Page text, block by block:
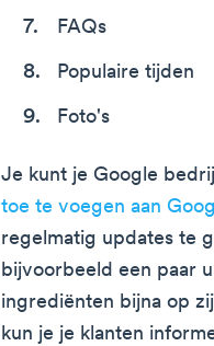
FAQs
Populaire tijden
Foto's
Je kunt je Google
toe te voegen aan
regelmatig updates te
bijvoorbeeld een paar
ingrediënten bijna op
kun je je klanten